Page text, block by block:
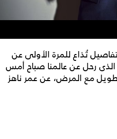
تُذاع للمرة الأولى عن
الذى رحل عن عالمنا صباح أمس
صراع طويل مع المرض، عن عمر ناهز